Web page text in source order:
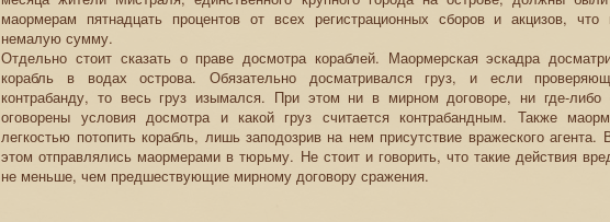
маормерам пятнадцать процентов от всех регистрационных сборов и акцизов, что
немалую сумму.
Отдельно стоит сказать о праве досмотра кораблей. Маормерская эскадра
корабль в водах острова. Обязательно досматривался груз, и если
контрабанду, то весь груз изымался. При этом ни в мирном договоре, ни где-
оговорены условия досмотра и какой груз считается контрабандным. Также
легкостью потопить корабль, лишь заподозрив на нем присутствие вражеского
этом отправлялись маормерами в тюрьму. Не стоит и говорить, что такие действия
не меньше, чем предшествующие мирному договору сражения.